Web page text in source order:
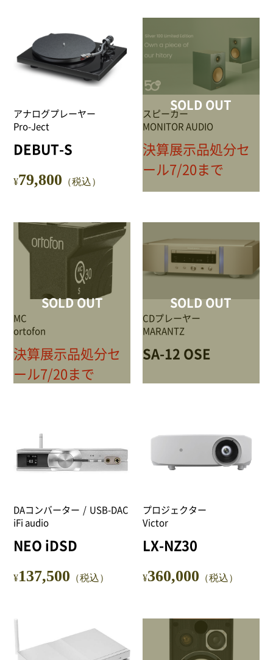
アナログプレーヤー
Pro-Ject
DEBUT-S
¥79,800 （税込）
スピーカー
MONITOR AUDIO
決算展示品処分セ
ール7/20まで
SOLD OUT
MC
ortofon
決算展示品処分セ
ール7/20まで
SOLD OUT
CDプレーヤー
MARANTZ
SA-12 OSE
SOLD OUT
DAコンバーター
USB-DAC
iFi audio
NEO iDSD
¥137,500 （税込）
プロジェクター
Victor
LX-NZ30
¥360,000 （税込）